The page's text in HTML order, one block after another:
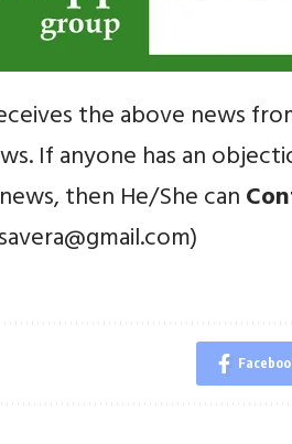
the above news
If anyone has an
then He/She can